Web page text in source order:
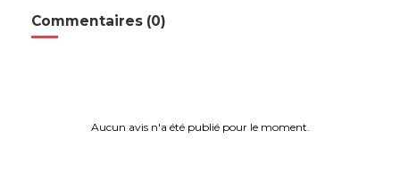
Commentaires (0)
Aucun avis n'a été publié pour le moment.